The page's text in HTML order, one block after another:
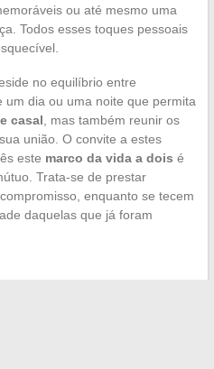
ou até mesmo uma
Todos esses toques pessoais
no equilíbrio entre
um dia ou uma noite que permita
casal, mas também reunir os
união. O convite a estes
este marco da vida a dois é
Trata-se de prestar
enquanto se tecem
daquelas que já foram